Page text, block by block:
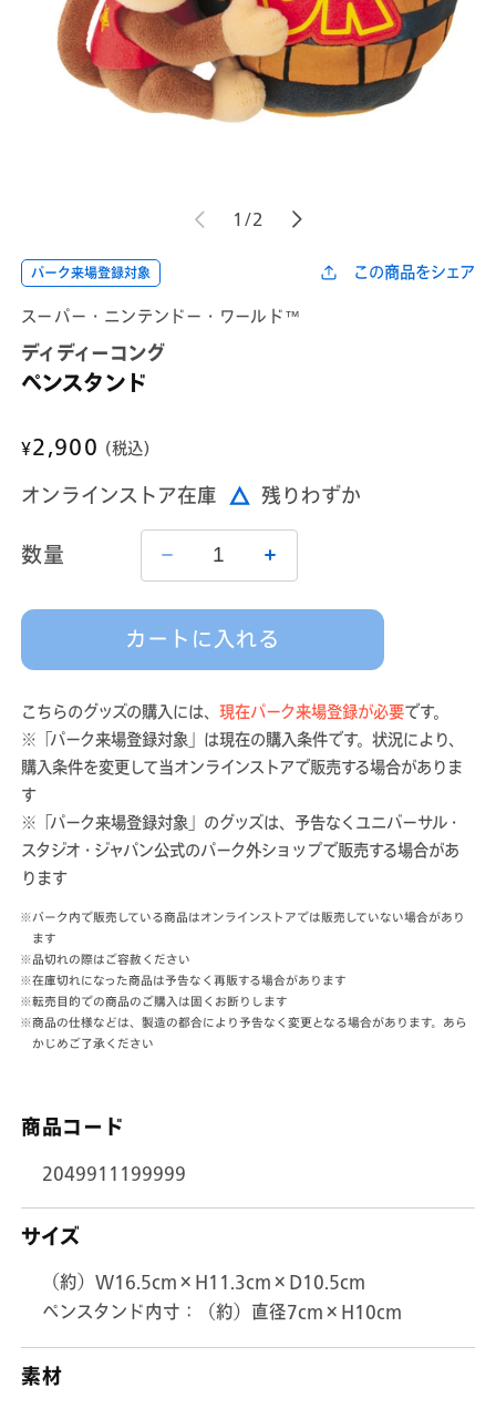
ル
で
デ
ア
(1)
を
1 /の
2
パーク来場登録対象 この商品をシェア
スーパー・ニンテンドー・ワールド™
ディディーコング
ペンスタンド
通
価
¥2,900 (税込)
オンラインストア在庫 残りわずか
数量
タ
ン
ド
の
数
量
減
ら
ペ
タ
ン
ド
の
数
量
増
や
カートに入れる
こちらのグッズの購入には、現在パーク来場登録が必要です。
※「パーク来場登録対象」は現在の購入条件です。状況により、
購入条件を変更して当オンラインストアで販売する場合がありま
す
※「パーク来場登録対象」のグッズは、予告なくユニバーサル・
スタジオ・ジャパン公式のパーク外ショップで販売する場合があ
ります
※パーク内で販売している商品はオンラインストアでは販売していない場合があり
ます
※品切れの際はご容赦ください
※在庫切れになった商品は予告なく再販する場合があります
※転売目的での商品のご購入は固くお断りします
※商品の仕様などは、製造の都合により予告なく変更となる場合があります。あら
かじめご了承ください
商品コード
2049911199999
サイズ
（約）W16.5cm×H11.3cm×D10.5cm
ペンスタンド内寸：（約）直径7cm×H10cm
素材